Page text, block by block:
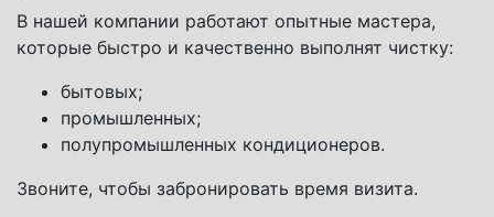
В нашей компании работают опытные мастера,
которые быстро и качественно выполнят чистку:
бытовых;
промышленных;
полупромышленных кондиционеров.
Звоните, чтобы забронировать время визита.